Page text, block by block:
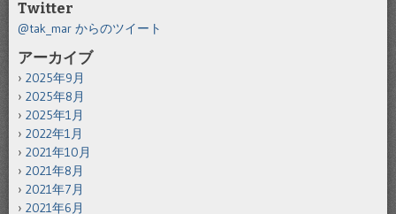
Twitter
@tak_mar からのツイート
アーカイブ
2025年9月
2025年8月
2025年1月
2022年1月
2021年10月
2021年8月
2021年7月
2021年6月